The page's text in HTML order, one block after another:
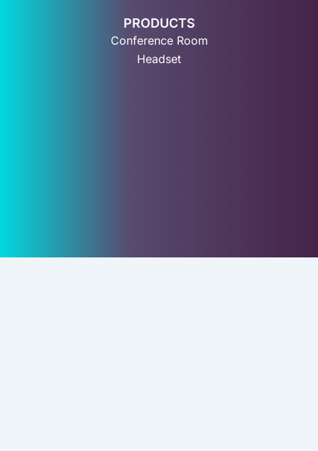
PRODUCTS
Conference Room
Headset